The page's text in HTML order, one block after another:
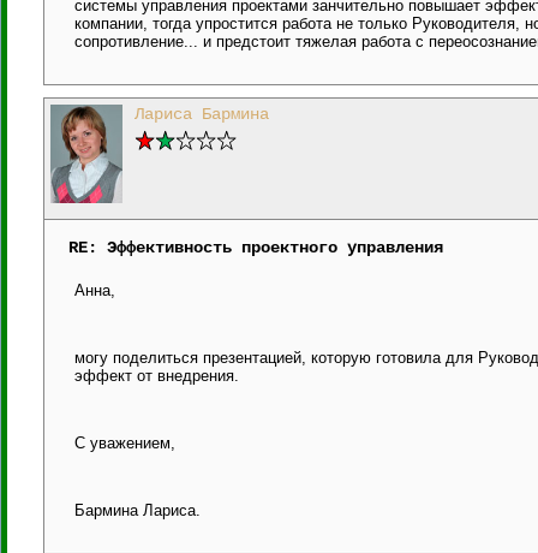
системы управления проектами занчительно повышает
компании, тогда упростится работа не только Руководителя,
сопротивление... и предстоит тяжелая работа с
Лариса Бармина
RE: Эффективность проектного управления
Анна,
могу поделиться презентацией, которую готовила для
эффект от внедрения.
С уважением,
Бармина Лариса.